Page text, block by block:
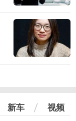
新车 视频